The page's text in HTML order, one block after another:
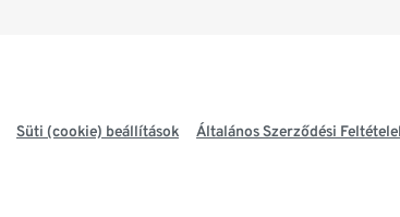
Süti (cookie) beállítások Általános Szerződési